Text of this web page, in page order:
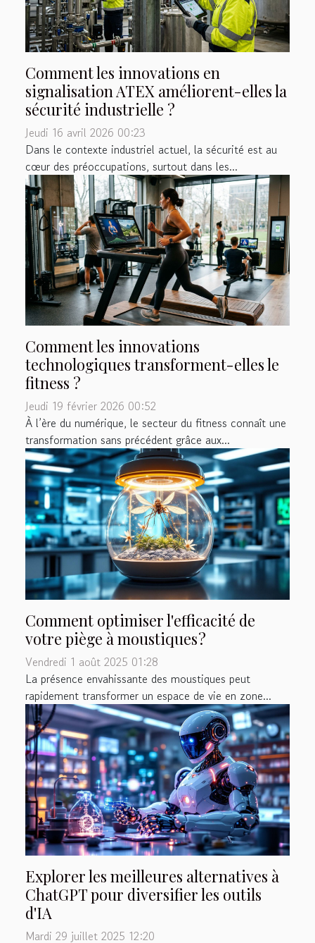
Comment les innovations en
signalisation ATEX améliorent-elles la
sécurité industrielle ?
Jeudi 16 avril 2026 00:23
Dans le contexte industriel actuel, la sécurité est au
cœur des préoccupations, surtout dans les...
Comment les innovations
technologiques transforment-elles le
fitness ?
Jeudi 19 février 2026 00:52
À l’ère du numérique, le secteur du fitness connaît une
transformation sans précédent grâce aux...
Comment optimiser l'efficacité de
votre piège à moustiques ?
Vendredi 1 août 2025 01:28
La présence envahissante des moustiques peut
rapidement transformer un espace de vie en zone...
Explorer les meilleures alternatives à
ChatGPT pour diversifier les outils
d'IA
Mardi 29 juillet 2025 12:20